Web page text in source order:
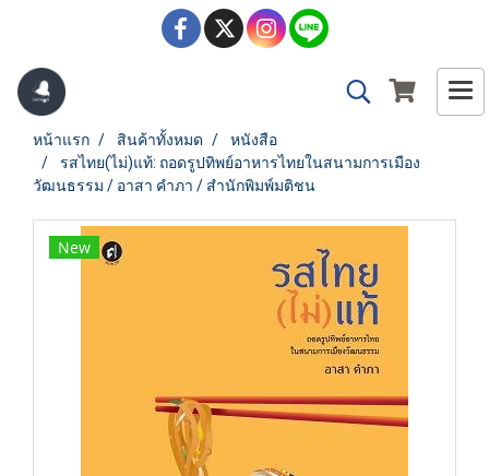
หน้าแรก สินค้าทั้งหมด
หนังสือ
รสไทย(ไม่)แท้: ถอดรูปทิพย์อาหารไทยในสนามการเมือง
วัฒนธรรม / อาสา คำภา / สำนักพิมพ์มติชน
New